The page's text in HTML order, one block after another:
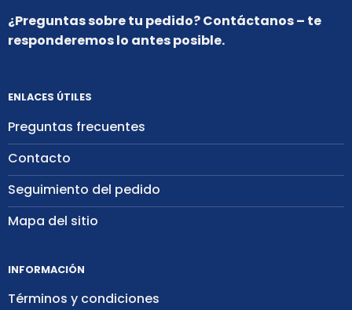
ENLACES ÚTILES
Preguntas frecuentes
Contacto
Seguimiento del pedido
Mapa del sitio
INFORMACIÓN
Términos y condiciones
¿Preguntas sobre tu pedido? Contáctanos – te
responderemos lo antes posible.